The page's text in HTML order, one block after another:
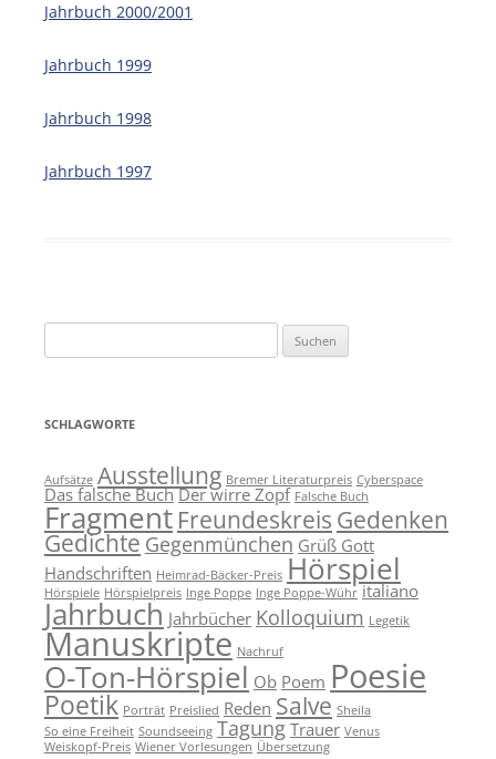
Jahrbuch 2000/2001
Jahrbuch 1999
Jahrbuch 1998
Jahrbuch 1997
nach:
SCHLAGWORTE
Aufsätze Ausstellung Bremer Literaturpreis Cyberspace
Das falsche Buch Der wirre Zopf Falsche Buch
Fragment Freundeskreis Gedenken
Gedichte Gegenmünchen Grüß Gott
Handschriften Heimrad-Bäcker-Preis Hörspiel
Hörspiele Hörspielpreis Inge Poppe Inge Poppe-Wühr italiano
Jahrbuch Jahrbücher Kolloquium Legetik
Manuskripte Nachruf
O-Ton-Hörspiel Ob Poem Poesie
Poetik Porträt Preislied Reden Salve Sheila
So eine Freiheit Soundseeing Tagung Trauer Venus
Weiskopf-Preis Wiener Vorlesungen Übersetzung